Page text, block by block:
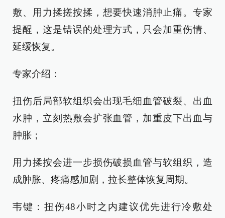
敷、用力揉搓按揉，想要快速消肿止痛。专家
提醒，这是错误的处理方式，只会加重伤情、
延缓恢复。
专家介绍：
扭伤后局部软组织会出现毛细血管破裂、出血
水肿，立刻热敷会扩张血管，加重皮下出血与
肿胀；
用力揉按会进一步损伤破损血管与软组织，造
成肿胀、疼痛感加剧，拉长整体恢复周期。
韦键：扭伤48小时之内建议优先进行冷敷处